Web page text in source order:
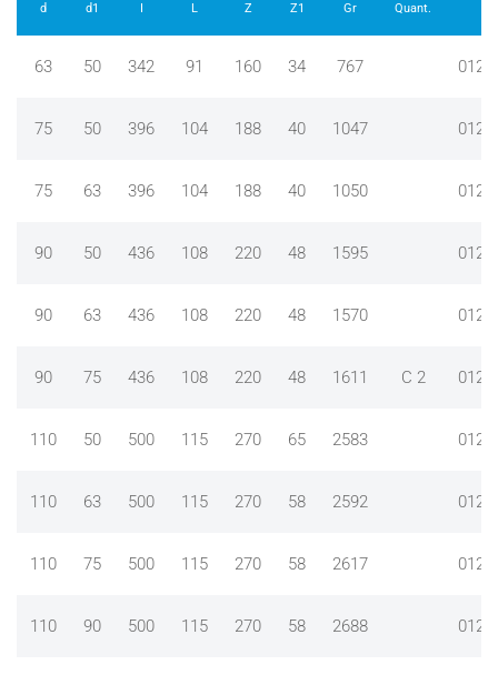
d d1 I L Z Z1 Gr Quant.
63 50 342 91 160 34 767
75 50 396 104 188 40 1047
75 63 396 104 188 40 1050
90 50 436 108 220 48 1595
90 63 436 108 220 48 1570
90 75 436 108 220 48 1611 C 2
110 50 500 115 270 65 2583
110 63 500 115 270 58 2592
110 75 500 115 270 58 2617
110 90 500 115 270 58 2688